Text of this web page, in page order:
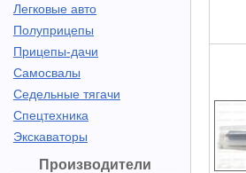
Легковые авто
Полуприцепы
Прицепы-дачи
Самосвалы
Седельные тягачи
Спецтехника
Экскаваторы
Производители